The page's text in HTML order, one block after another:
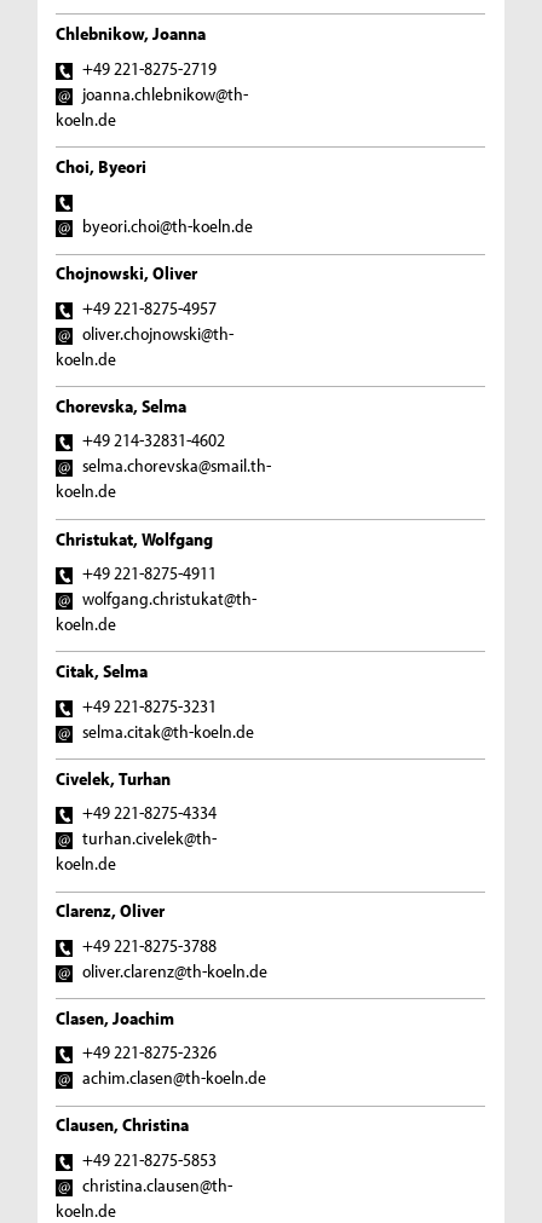
Chlebnikow, Joanna
+49 221-8275-2719
joanna.chlebnikow@th-
koeln.de
Choi, Byeori
byeori.choi@th-koeln.de
Chojnowski, Oliver
+49 221-8275-4957
oliver.chojnowski@th-
koeln.de
Chorevska, Selma
+49 214-32831-4602
selma.chorevska@smail.th-
koeln.de
Christukat, Wolfgang
+49 221-8275-4911
wolfgang.christukat@th-
koeln.de
Citak, Selma
+49 221-8275-3231
selma.citak@th-koeln.de
Civelek, Turhan
+49 221-8275-4334
turhan.civelek@th-
koeln.de
Clarenz, Oliver
+49 221-8275-3788
oliver.clarenz@th-koeln.de
Clasen, Joachim
+49 221-8275-2326
achim.clasen@th-koeln.de
Clausen, Christina
+49 221-8275-5853
christina.clausen@th-
koeln.de